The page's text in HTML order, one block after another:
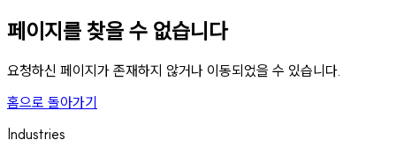
페이지를 찾을 수 없습니다
요청하신 페이지가 존재하지 않거나 이동되었을 수 있습니다.
홈으로 돌아가기
Industries